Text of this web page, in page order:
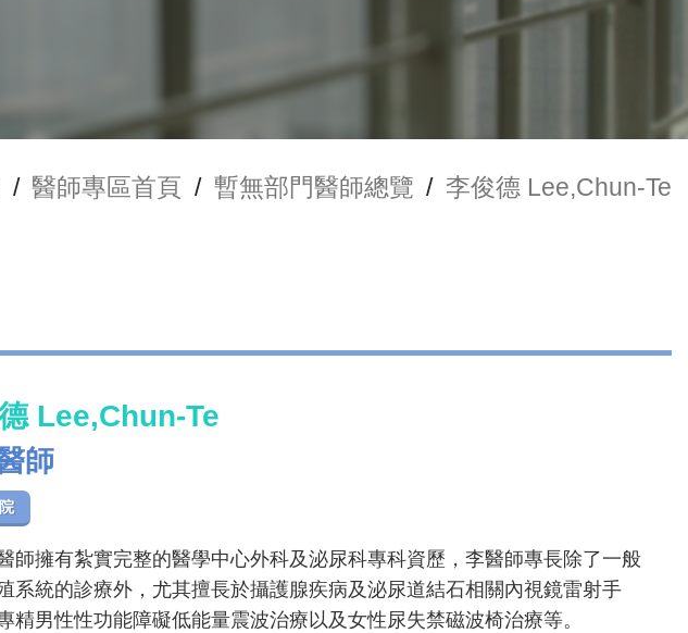
/ 醫師專區首頁 / 暫無部門醫師總覽 / 李俊德 Lee,Chun-Te
Lee,Chun-Te
師
師擁有紮實完整的醫學中心外科及泌尿科專科資歷，李醫師專長除了一般
系統的診療外，尤其擅長於攝護腺疾病及泌尿道結石相關內視鏡雷射手
精男性性功能障礙低能量震波治療以及女性尿失禁磁波椅治療等。